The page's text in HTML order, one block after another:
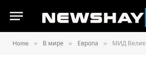
Home » В мире » Европа » МИД Великобритании: